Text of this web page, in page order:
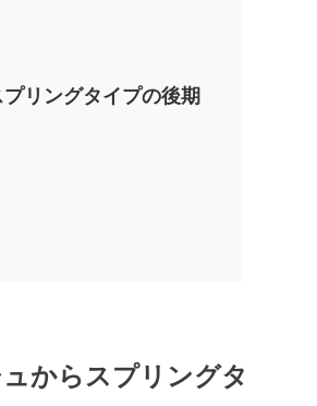
リングタイプの後期
からスプリングタ